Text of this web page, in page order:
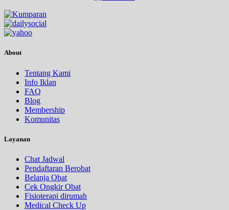
About
Tentang Kami
Info Iklan
FAQ
Blog
Membership
Komunitas
Layanan
Chat Jadwal
Pendaftaran Berobat
Belanja Obat
Cek Ongkir Obat
Fisioterapi dirumah
Medical Check Up